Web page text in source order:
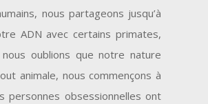
nous partageons jusqu’à
ADN avec certains primates,
oublions que notre nature
animale, nous commençons à
personnes obsessionnelles ont